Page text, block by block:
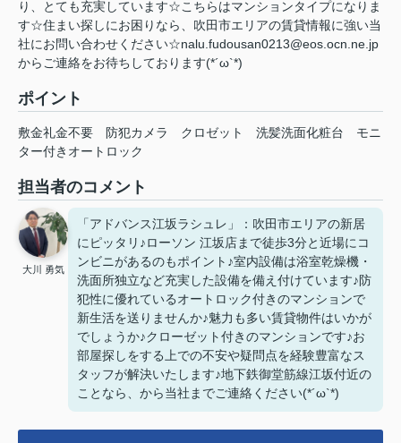
り、とても充実しています☆こちらはマンションタイプになりま
す☆住まい探しにお困りなら、吹田市エリアの賃貸情報に強い当
社にお問い合わせください☆nalu.fudousan0213@eos.ocn.ne.jp
からご連絡をお待ちしております(*´ω`*)
ポイント
敷金礼金不要 防犯カメラ クロゼット 洗髪洗面化粧台
モニ
ター付きオートロック
担当者のコメント
大川 勇気
「アドバンス江坂ラシュレ」：吹田市エリアの新居
にピッタリ♪ローソン 江坂店まで徒歩3分と近場にコ
ンビニがあるのもポイント♪室内設備は浴室乾燥機・
洗面所独立など充実した設備を備え付けています♪防
犯性に優れているオートロック付きのマンションで
新生活を送りませんか♪魅力も多い賃貸物件はいかが
でしょうか♪クローゼット付きのマンションです♪お
部屋探しをする上での不安や疑問点を経験豊富なス
タッフが解決いたします♪地下鉄御堂筋線江坂付近の
ことなら、 から当社までご連絡ください(*´ω`*)